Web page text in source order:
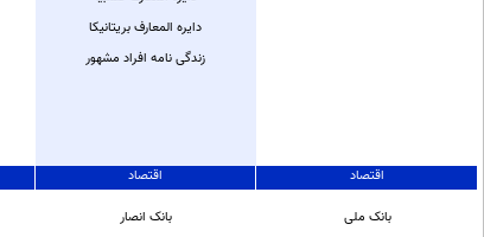
دایره المعارف بریتانیکا
زندگی نامه افراد مشهور
اقتصاد
بانک ملی
اقتصاد
بانک انصار